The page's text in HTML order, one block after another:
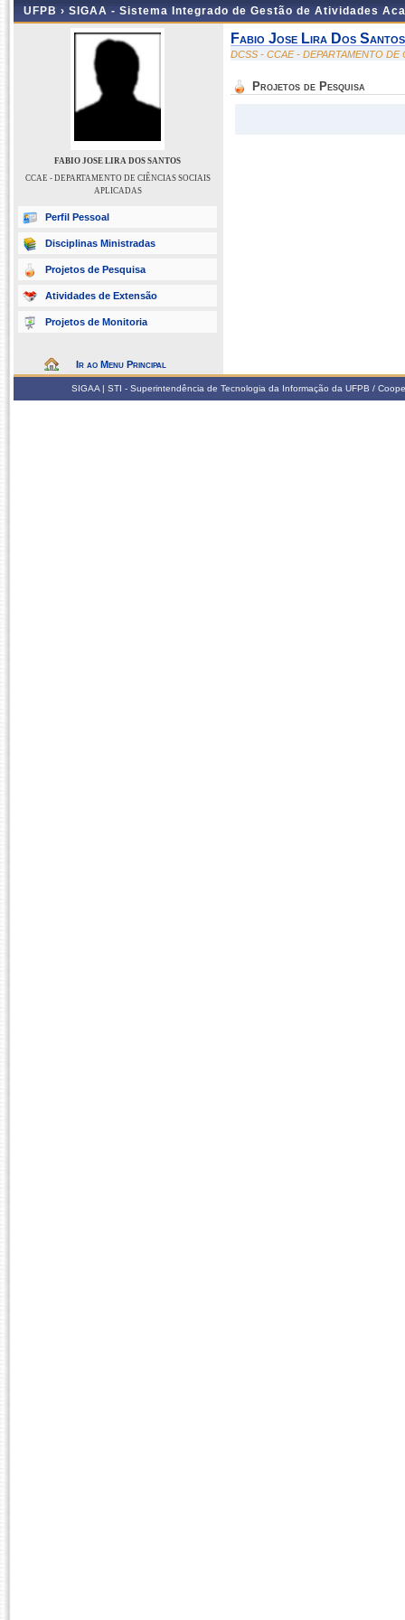
UFPB › SIGAA - Sistema Integrado de Gestão de Atividades
FABIO JOSE LIRA DOS SANTOS
CCAE - DEPARTAMENTO DE CIÊNCIAS SOCIAIS
APLICADAS
Perfil Pessoal
Disciplinas Ministradas
Projetos de Pesquisa
Atividades de Extensão
Projetos de Monitoria
Ir ao Menu Principal
Fabio Jose Lira Dos Santos
DCSS - CCAE - DEPARTAMENTO DE
Projetos de Pesquisa
SIGAA | STI - Superintendência de Tecnologia da Informação da UFPB /